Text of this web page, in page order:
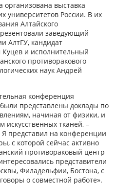
выставка
университетов России. В их
Алтайского
заведующий
АлтГУ, кандидат
Куцев и исполнительный
противоракового
наук Андрей
конференция
представлены доклады по
начиная от физики, и
искусственных тканей, –
представил на конференции
с которой сейчас активно
противораковый центр
представители
Филадельфии, Бостона, с
о совместной работе».